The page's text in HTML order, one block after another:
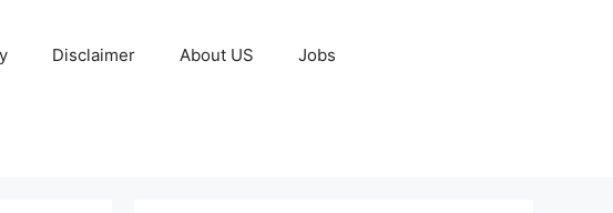
Disclaimer About US Jobs